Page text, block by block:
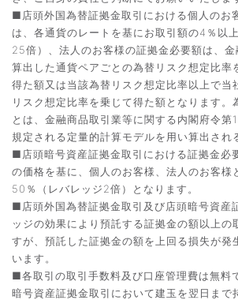
■店頭外国為替証拠金取引における個人のお
は、各通貨のレートを基にお取引額の4％以
25倍）、法人のお客様の証拠金必要額は、
算出した通貨ペアごとの為替リスク想定比率
得た額又は当該為替リスク想定比率以上で当
リスク想定比率を乗じて得た額となります。
とは、金融商品取引業等に関する内閣府令第
規定される定量的計算モデルを用い算出され
■店頭暗号資産証拠金取引における証拠金必
の価格を基に、個人のお客様、法人のお客様
50％（レバレッジ2倍）となります。
■店頭外国為替証拠金取引及び店頭暗号資産
ッジの効果により預託する証拠金の額以上の
すが、預託した証拠金の額を上回る損失が発
います。
■各取引の取引手数料及び口座管理費は無料
暗号資産証拠金取引において建玉を翌日まで